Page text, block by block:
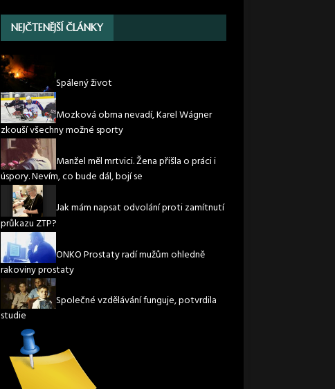
NEJČTENĚJŠÍ ČLÁNKY
Spálený život
Mozková obrna nevadí, Karel Wágner
zkouší všechny možné sporty
Manžel měl mrtvici. Žena přišla o práci i
úspory. Nevím, co bude dál, bojí se
Jak mám napsat odvolání proti zamítnutí
průkazu ZTP?
ONKO Prostaty radí mužům ohledně
rakoviny prostaty
Společné vzdělávání funguje, potvrdila
studie